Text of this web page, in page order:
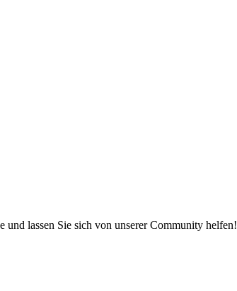
und lassen Sie sich von unserer Community helfen!